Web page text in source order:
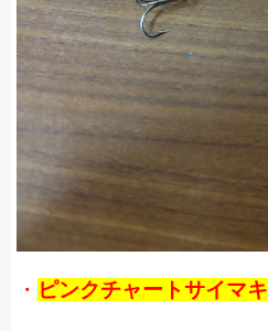
・ ピンクチャートサイマキ